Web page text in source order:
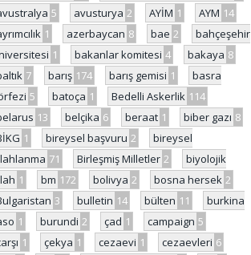
5 avusturya 2 AYİM 1 AYM 14
1 azerbaycan 8 bae 2
bahçeşehir
1 bakanlar komitesi 4 bakaya 8
7 barış 174 barış gemisi 1
basra
5 batoça 1 Bedelli Askerlik 114
13 belçika 6 beraat 1 biber gazı 8
1 bireysel başvuru 2
bireysel
71 Birleşmiş Milletler 2
biyolojik
1 bm 172 bolivya 2 bosna hersek 2
3 bulletin 14 bülten 11
burkina
1 burundi 2 çad 1 campaign 5
1 çekya 1 cezaevi 1 cezaevleri 6